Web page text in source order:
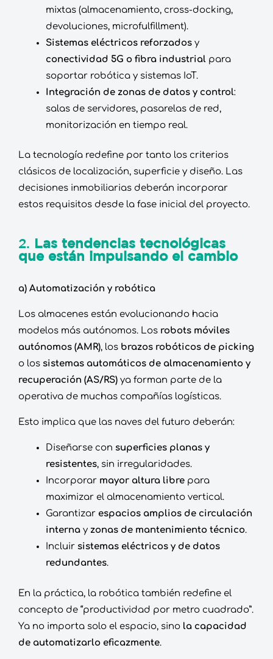
mixtas (almacenamiento, cross-docking,
devoluciones, microfulfillment).
Sistemas eléctricos reforzados y
conectividad 5G o fibra industrial para
soportar robótica y sistemas IoT.
Integración de zonas de datos y control:
salas de servidores, pasarelas de red,
monitorización en tiempo real.
La tecnología redefine por tanto los criterios
clásicos de localización, superficie y diseño. Las
decisiones inmobiliarias deberán incorporar
estos requisitos desde la fase inicial del proyecto.
2.
Las tendencias tecnológicas
que están impulsando el cambio
a) Automatización y robótica
Los almacenes están evolucionando hacia
modelos más autónomos. Los robots móviles
autónomos (AMR), los brazos robóticos de picking
o los sistemas automáticos de almacenamiento y
recuperación (AS/RS) ya forman parte de la
operativa de muchas compañías logísticas.
Esto implica que las naves del futuro deberán:
Diseñarse con superficies planas y
resistentes, sin irregularidades.
Incorporar mayor altura libre para
maximizar el almacenamiento vertical.
Garantizar espacios amplios de circulación
interna y zonas de mantenimiento técnico.
Incluir sistemas eléctricos y de datos
redundantes.
En la práctica, la robótica también redefine el
concepto de “productividad por metro cuadrado”.
Ya no importa solo el espacio, sino la capacidad
de automatizarlo eficazmente.